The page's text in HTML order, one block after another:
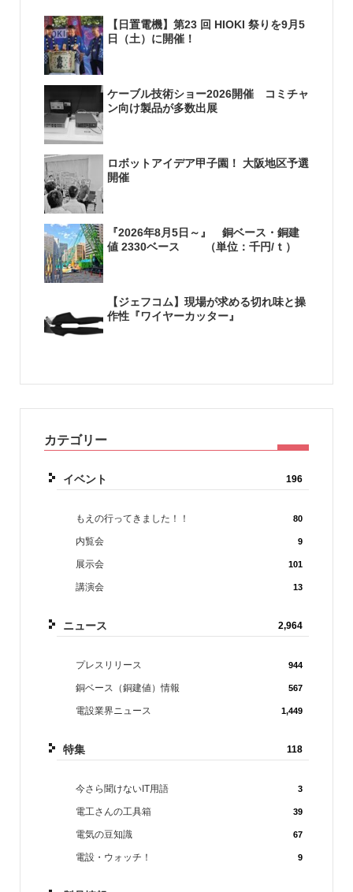
【日置電機】第23 回 HIOKI 祭りを9月5
日（土）に開催！
ケーブル技術ショー2026開催 コミチャ
ン向け製品が多数出展
ロボットアイデア甲子園！ 大阪地区予選
開催
『2026年8月5日～』 銅ベース・銅建
値 2330ベース （単位：千円/ｔ）
【ジェフコム】現場が求める切れ味と操
作性『ワイヤーカッター』
カテゴリー
イベント 196
もえの行ってきました！！ 80
内覧会 9
展示会 101
講演会 13
ニュース 2,964
プレスリリース 944
銅ベース（銅建値）情報 567
電設業界ニュース 1,449
特集 118
今さら聞けないIT用語 3
電工さんの工具箱 39
電気の豆知識 67
電設・ウォッチ！ 9